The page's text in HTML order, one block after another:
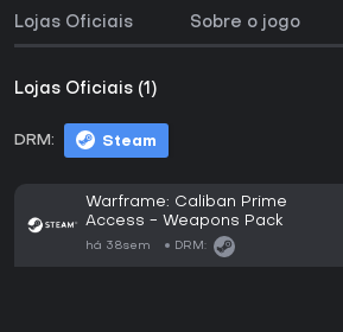
Lojas Oficiais Sobre o jogo
Lojas Oficiais (1)
DRM: Steam
Warframe: Caliban Prime
Access - Weapons Pack
há 38sem DRM: